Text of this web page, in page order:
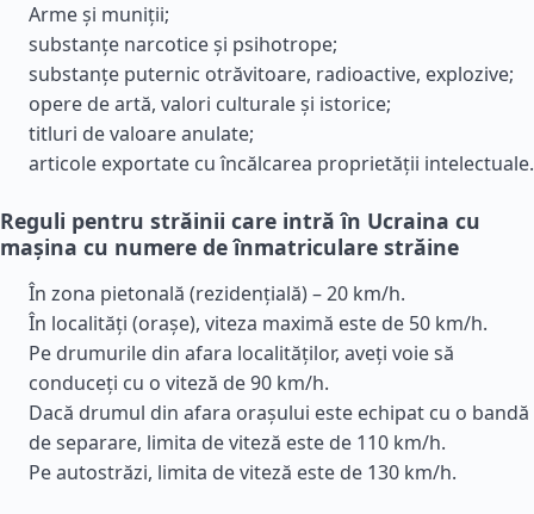
Arme și muniții;
substanțe narcotice și psihotrope;
substanțe puternic otrăvitoare, radioactive, explozive;
opere de artă, valori culturale și istorice;
titluri de valoare anulate;
articole exportate cu încălcarea proprietății intelectuale.
Reguli pentru străinii care intră în Ucraina cu
mașina cu numere de înmatriculare străine
În zona pietonală (rezidențială) – 20 km/h.
În localități (orașe), viteza maximă este de 50 km/h.
Pe drumurile din afara localităților, aveți voie să
conduceți cu o viteză de 90 km/h.
Dacă drumul din afara orașului este echipat cu o bandă
de separare, limita de viteză este de 110 km/h.
Pe autostrăzi, limita de viteză este de 130 km/h.